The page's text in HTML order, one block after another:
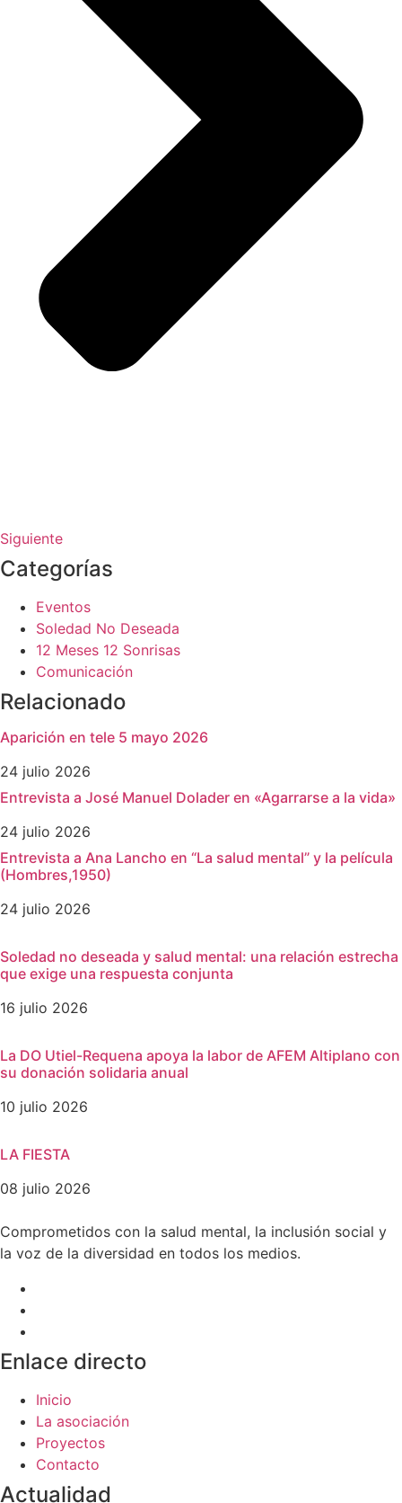
Siguiente
Categorías
Eventos
Soledad No Deseada
12 Meses 12 Sonrisas
Comunicación
Relacionado
Aparición en tele 5 mayo 2026
24 julio 2026
Entrevista a José Manuel Dolader en «Agarrarse a la vida»
24 julio 2026
Entrevista a Ana Lancho en “La salud mental” y la película
(Hombres,1950)
24 julio 2026
Soledad no deseada y salud mental: una relación estrecha
que exige una respuesta conjunta
16 julio 2026
La DO Utiel-Requena apoya la labor de AFEM Altiplano con
su donación solidaria anual
10 julio 2026
LA FIESTA
08 julio 2026
Comprometidos con la salud mental, la inclusión social y
la voz de la diversidad en todos los medios.
Enlace directo
Inicio
La asociación
Proyectos
Contacto
Actualidad